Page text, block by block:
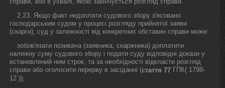
2.23. Якщо факт недоплати судового збору з'ясовано
господарським судом у процесі розгляду прийнятої заяви
(скарги), суд у залежності від конкретних обставин справи може:
зобов'язати позивача (заявника, скаржника) доплатити
належну суму судового збору і подати суду відповідні докази у
встановлений ним строк, та за необхідності відкласти розгляд
справи або оголосити перерву в засіданні (стаття 77 ГПК( 1798-
12 ));